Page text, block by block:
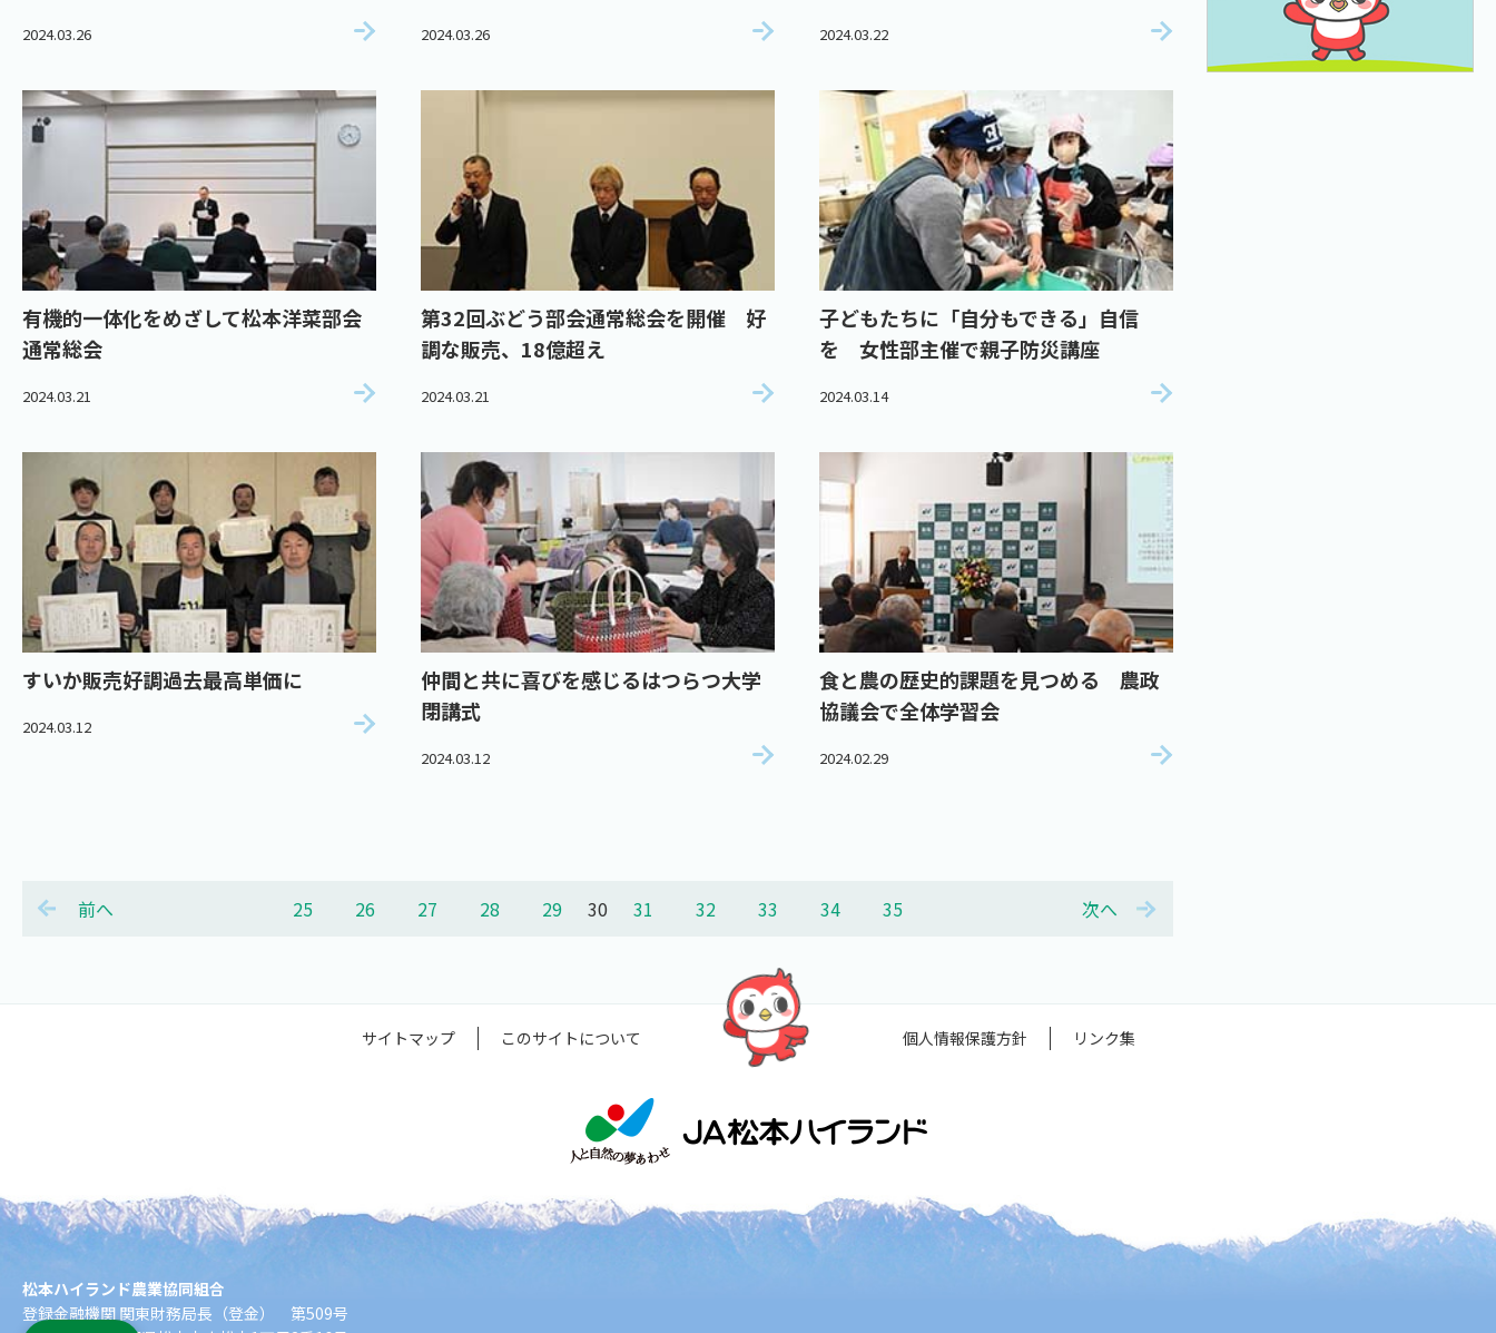
2024.03.26 2024.03.26 2024.03.22
有機的一体化をめざして松本洋菜部会
通常総会
2024.03.21
第32回ぶどう部会通常総会を開催 好
調な販売、18億超え
2024.03.21
子どもたちに「自分もできる」自信
を 女性部主催で親子防災講座
2024.03.14
すいか販売好調過去最高単価に
2024.03.12
仲間と共に喜びを感じるはつらつ大学
閉講式
2024.03.12
食と農の歴史的課題を見つめる 農政
協議会で全体学習会
2024.02.29
前へ 25 26 27 28 29 30 31 32 33 34 35 次へ
サイトマップ このサイトについて 個人情報保護方針 リンク集
松本ハイランド農業協同組合
登録金融機関 関東財務局長（登金） 第509号